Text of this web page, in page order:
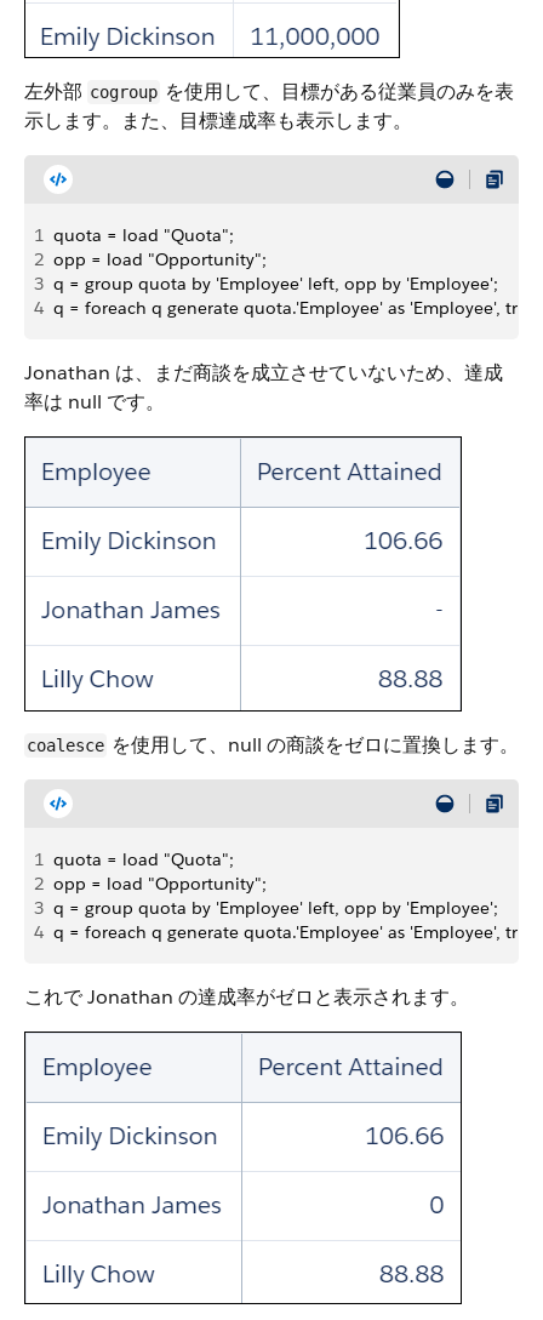
左外部 cogroup を使用して、目標がある従業員のみを表
示します。また、目標達成率も表示します。
1 quota = load "Quota";
2 opp = load "Opportunity";
3 q = group quota by 'Employee' left, opp by 'Employee';
4 q = foreach q generate quota.'Employee' as 'Employee',
Jonathan は、まだ商談を成立させていないため、達成
率は null です。
coalesce を使用して、null の商談をゼロに置換します。
1 quota = load "Quota";
2 opp = load "Opportunity";
3 q = group quota by 'Employee' left, opp by 'Employee';
4 q = foreach q generate quota.'Employee' as 'Employee',
これで Jonathan の達成率がゼロと表示されます。